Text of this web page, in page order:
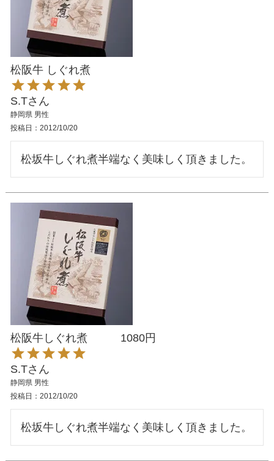
松阪牛 しぐれ煮
S.T
静岡県 男性
投稿日
2012/10/20
松阪牛しぐれ煮 1080円
S.T
静岡県 男性
投稿日
2012/10/20